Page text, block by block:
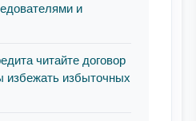
и
читайте договор
избежать избыточных